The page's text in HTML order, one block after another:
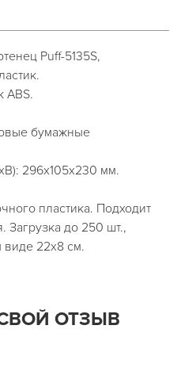
Puff-5135S,
ABS.
бумажные
296х105х230 мм.
пластика. Подходит
Загрузка до 250 шт.,
виде 22х8 см.
ОТЗЫВ